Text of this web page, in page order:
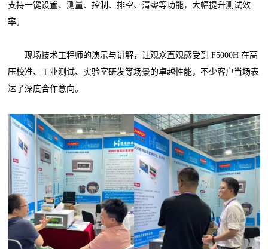
支持一键设置、测量、控制、排空、清零等功能，大幅提升测试效
率。
现场技术工程师的演示与讲解，让观众直观感受到 F5000H 在高
压校准、工业测试、实验室研发等场景的卓越性能，不少客户当场表
达了深度合作意向。